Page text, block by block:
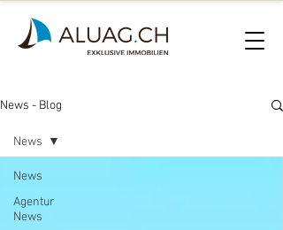
News - Blog
News
Agentur
News
News